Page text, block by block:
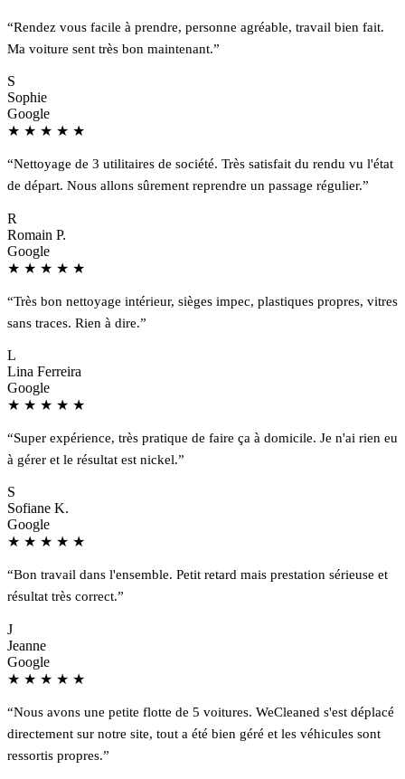
“Rendez vous facile à prendre, personne agréable, travail bien fait.
Ma voiture sent très bon maintenant.”
S
Sophie
Google
★ ★ ★ ★ ★
“Nettoyage de 3 utilitaires de société. Très satisfait du rendu vu l'état
de départ. Nous allons sûrement reprendre un passage régulier.”
R
Romain P.
Google
★ ★ ★ ★ ★
“Très bon nettoyage intérieur, sièges impec, plastiques propres, vitres
sans traces. Rien à dire.”
L
Lina Ferreira
Google
★ ★ ★ ★ ★
“Super expérience, très pratique de faire ça à domicile. Je n'ai rien eu
à gérer et le résultat est nickel.”
S
Sofiane K.
Google
★ ★ ★ ★ ★
“Bon travail dans l'ensemble. Petit retard mais prestation sérieuse et
résultat très correct.”
J
Jeanne
Google
★ ★ ★ ★ ★
“Nous avons une petite flotte de 5 voitures. WeCleaned s'est déplacé
directement sur notre site, tout a été bien géré et les véhicules sont
ressortis propres.”